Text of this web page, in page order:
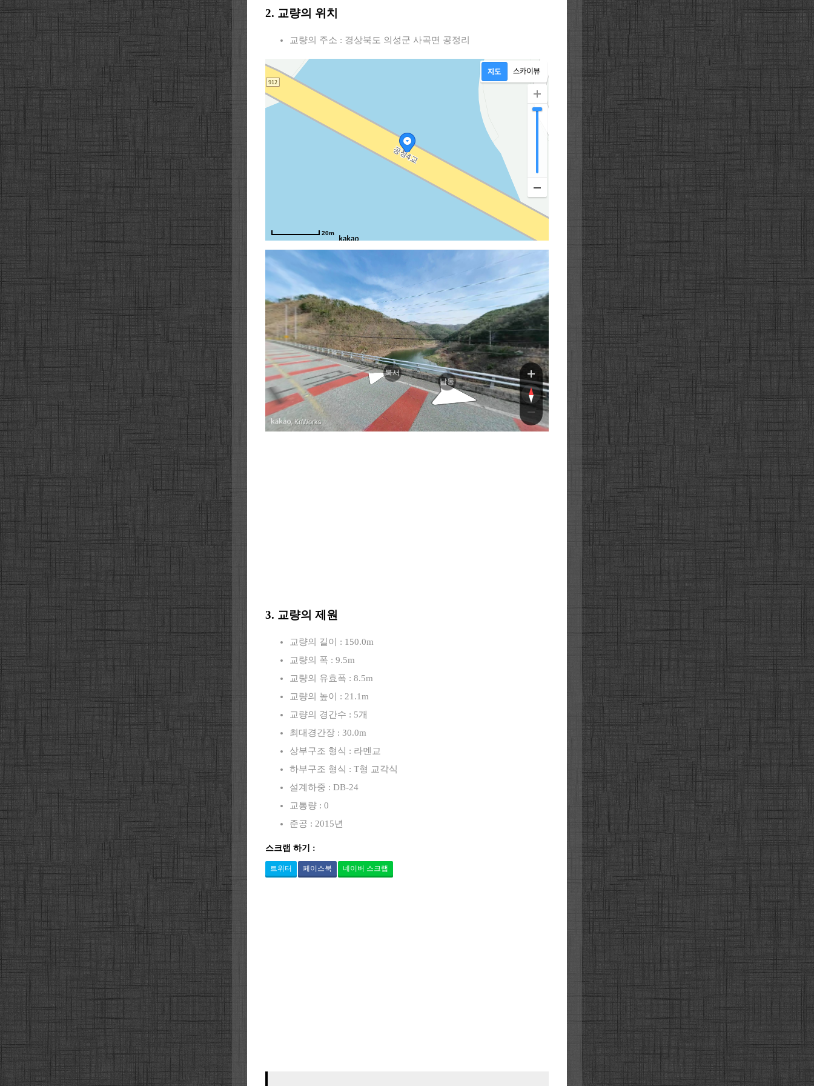
2. 교량의 위치
교량의 주소 : 경상북도 의성군 사곡면 공정리
20m
의성사곡
의성사곡
북서
남동
, KnWorks
3. 교량의 제원
교량의 길이 : 150.0m
교량의 폭 : 9.5m
교량의 유효폭 : 8.5m
교량의 높이 : 21.1m
교량의 경간수 : 5개
최대경간장 : 30.0m
상부구조 형식 : 라멘교
하부구조 형식 : T형 교각식
설계하중 : DB-24
교통량 : 0
준공 : 2015년
스크랩 하기 :
트위터 페이스북 네이버 스크랩